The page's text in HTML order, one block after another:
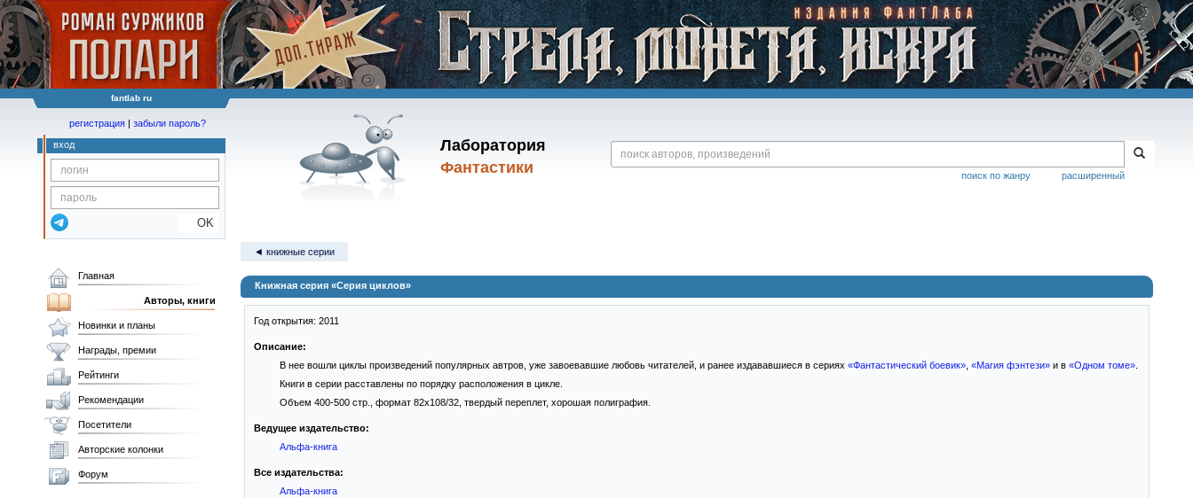
fantlab ru
Лаборатория
Фантастики
расширенный
поиск по жанру
регистрация | забыли пароль?
вход
OK
◄ книжные серии
Книжная серия «Серия циклов»
Год открытия: 2011
Описание:
В нее вошли циклы произведений популярных автров, уже завоевавшие любовь читателей, и ранее издававшиеся в сериях «Фантастический боевик», «Магия фэнтези»и в «Одном томе».
Книги в серии расставлены по порядку расположения в цикле.
Объем 400-500 стр., формат 82х108/32, твердый переплет, хорошая полиграфия.
Ведущее издательство:
Альфа-книга
Все издательства:
Альфа-книга
Главная
Авторы, книги
Новинки и планы
Награды, премии
Рейтинги
Рекомендации
Посетители
Авторские колонки
Форум